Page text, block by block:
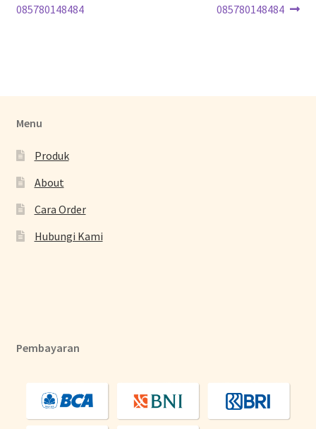
085780148484
085780148484
Menu
Produk
About
Cara Order
Hubungi Kami
Pembayaran